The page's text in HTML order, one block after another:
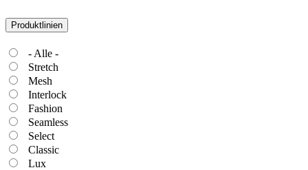
Produktlinien
- Alle -
Stretch
Mesh
Interlock
Fashion
Seamless
Select
Classic
Lux